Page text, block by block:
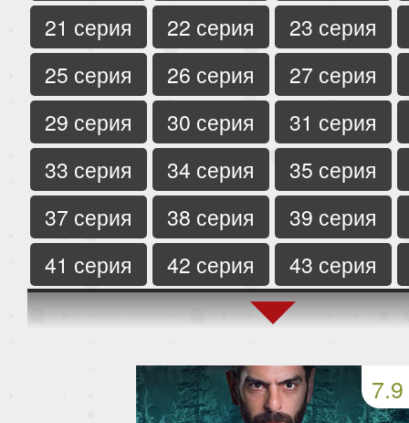
21 серия
22 серия
23 серия
25 серия
26 серия
27 серия
29 серия
30 серия
31 серия
33 серия
34 серия
35 серия
37 серия
38 серия
39 серия
41 серия
42 серия
43 серия
45 серия
46 серия
47 серия
50 серия
51 серия
54 серия
55 серия
7.9